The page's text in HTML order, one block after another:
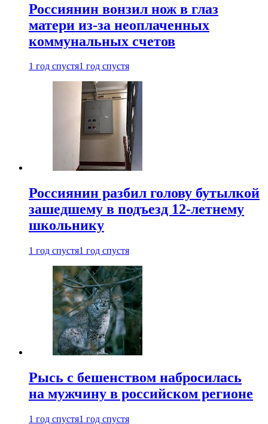
Россиянин вонзил нож в глаз
матери из-за неоплаченных
коммунальных счетов
1 год спустя1 год спустя
Россиянин разбил голову бутылкой
зашедшему в подъезд 12-летнему
школьнику
1 год спустя1 год спустя
Рысь с бешенством набросилась
на мужчину в российском регионе
1 год спустя1 год спустя